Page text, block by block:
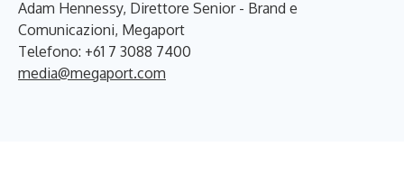
Adam Hennessy, Direttore Senior - Brand e
Comunicazioni, Megaport
Telefono: +61 7 3088 7400
media@megaport.com